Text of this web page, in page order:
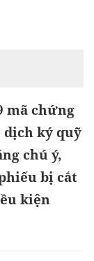
mã chứng
ký quỹ
chú ý,
bị cắt
kiện